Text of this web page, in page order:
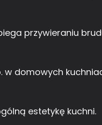
przywieraniu
w domowych
estetykę kuchni.